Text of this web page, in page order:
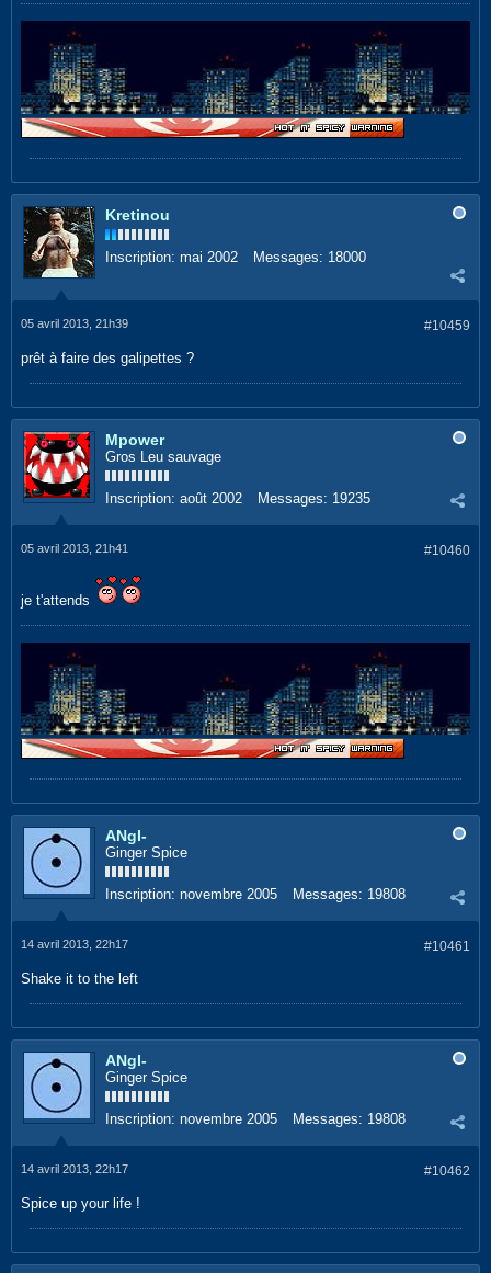
Kretinou
Inscription: mai 2002 Messages: 18000
#10459
05 avril 2013, 21h39
prêt à faire des galipettes ?
Mpower
Gros Leu sauvage
Inscription: août 2002 Messages: 19235
#10460
05 avril 2013, 21h41
je t'attends
ANgI-
Ginger Spice
Inscription: novembre 2005 Messages: 19808
#10461
14 avril 2013, 22h17
Shake it to the left
ANgI-
Ginger Spice
Inscription: novembre 2005 Messages: 19808
#10462
14 avril 2013, 22h17
Spice up your life !